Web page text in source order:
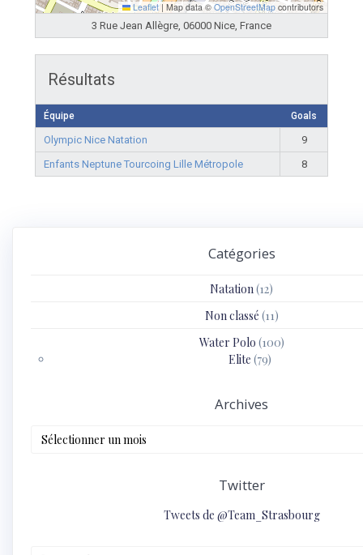
Leaflet | Map data © OpenStreetMap contributors
3 Rue Jean Allègre, 06000 Nice, France
Résultats
Équipe Goals
Olympic Nice Natation
9
Enfants Neptune Tourcoing Lille Métropole
8
Catégories
Natation (12)
Non classé (11)
Water Polo (100)
Elite (79)
Archives
Twitter
Tweets de @Team_Strasbourg